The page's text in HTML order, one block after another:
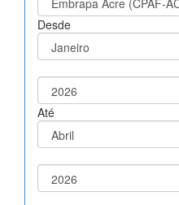
Desde
Até